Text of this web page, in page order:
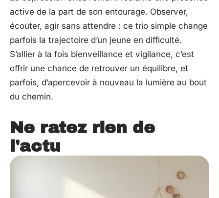
active de la part de son entourage. Observer,
écouter, agir sans attendre : ce trio simple change
parfois la trajectoire d’un jeune en difficulté.
S’allier à la fois bienveillance et vigilance, c’est
offrir une chance de retrouver un équilibre, et
parfois, d’apercevoir à nouveau la lumière au bout
du chemin.
Ne ratez rien de
l'actu